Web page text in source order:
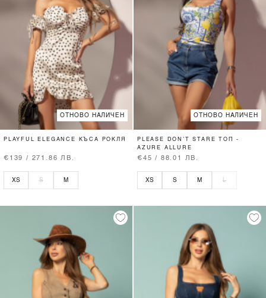
ОТНОВО НАЛИЧЕН
PLAYFUL ELEGANCE КЪСА РОКЛЯ
€139 / 271.86 ЛВ.
XS S M
ОТНОВО НАЛИЧЕН
PLEASE DON’T STARE ТОП -
AZURE ALLURE
€45 / 88.01 ЛВ.
XS S M L